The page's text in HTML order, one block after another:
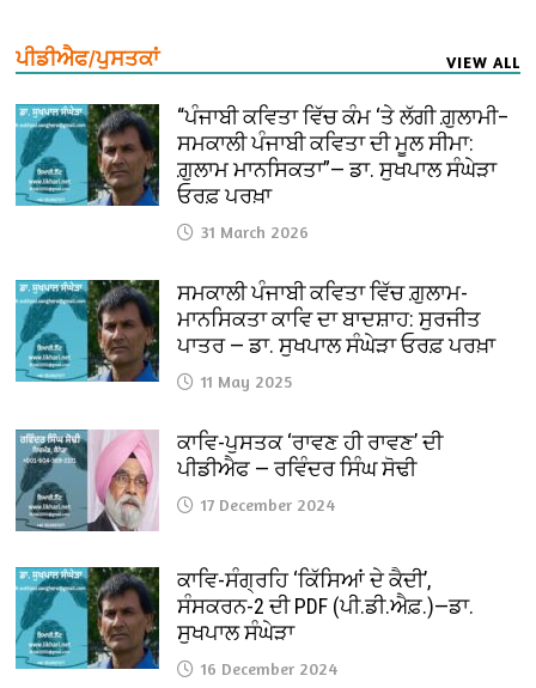
ਪੀਡੀਐਫ/ਪੁਸਤਕਾਂ VIEW ALL
“ਪੰਜਾਬੀ ਕਵਿਤਾ ਵਿੱਚ ਕੰਮ ‘ਤੇ ਲੱਗੀ ਗ਼ੁਲਾਮੀ–
ਸਮਕਾਲੀ ਪੰਜਾਬੀ ਕਵਿਤਾ ਦੀ ਮੂਲ ਸੀਮਾ:
ਗ਼ੁਲਾਮ ਮਾਨਸਿਕਤਾ”— ਡਾ. ਸੁਖਪਾਲ ਸੰਘੇੜਾ
ਓਰਫ਼ ਪਰਖ਼ਾ
31 March 2026
ਸਮਕਾਲੀ ਪੰਜਾਬੀ ਕਵਿਤਾ ਵਿੱਚ ਗ਼ੁਲਾਮ-
ਮਾਨਸਿਕਤਾ ਕਾਵਿ ਦਾ ਬਾਦਸ਼ਾਹ: ਸੁਰਜੀਤ
ਪਾਤਰ — ਡਾ. ਸੁਖਪਾਲ ਸੰਘੇੜਾ ਓਰਫ਼ ਪਰਖ਼ਾ
11 May 2025
ਕਾਵਿ-ਪੁਸਤਕ ‘ਰਾਵਣ ਹੀ ਰਾਵਣ’ ਦੀ
ਪੀਡੀਐਫ — ਰਵਿੰਦਰ ਸਿੰਘ ਸੋਢੀ
17 December 2024
ਕਾਵਿ-ਸੰਗ੍ਰਹਿ ‘ਕਿੱਸਿਆਂ ਦੇ ਕੈਦੀ’,
ਸੰਸਕਰਨ-2 ਦੀ PDF (ਪੀ.ਡੀ.ਐਫ਼.)—ਡਾ.
ਸੁਖਪਾਲ ਸੰਘੇੜਾ
16 December 2024